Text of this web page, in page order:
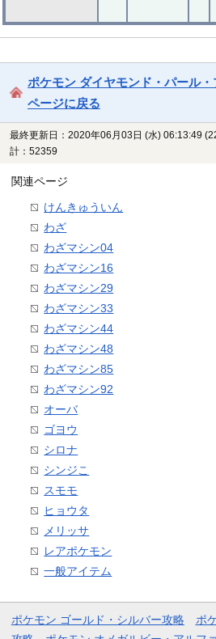
ポケモン ダイヤモンド・パール
ページに戻る
最終更新日：2020年06月03日 (水) 06:13:49
計：52359
関連ページ
けんきゅういん
わざ
わざマシン04
わざマシン16
わざマシン29
わざマシン33
わざマシン44
わざマシン48
わざマシン85
わざマシン92
オーバ
ゴヨウ
シロナ
シンジこ
スモモ
ヒョウタ
メリッサ
レアポケモン
一般アイテム
ポケモン ゴールド・シルバー攻略
ポ